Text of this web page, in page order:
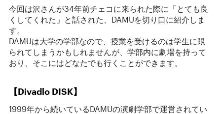
今回は沢さんが34年前チェコに来られた際に「とても良
くしてくれた」と話された、DAMUを切り口に紹介しま
す。
DAMUは大学の学部なので、授業を受けるのは学生に限
られてしまうかもしれませんが、学部内に劇場を持って
おり、そこにはどなたでも行くことができます。
【Divadlo DISK】
1999年から続いているDAMUの演劇学部で運営されてい